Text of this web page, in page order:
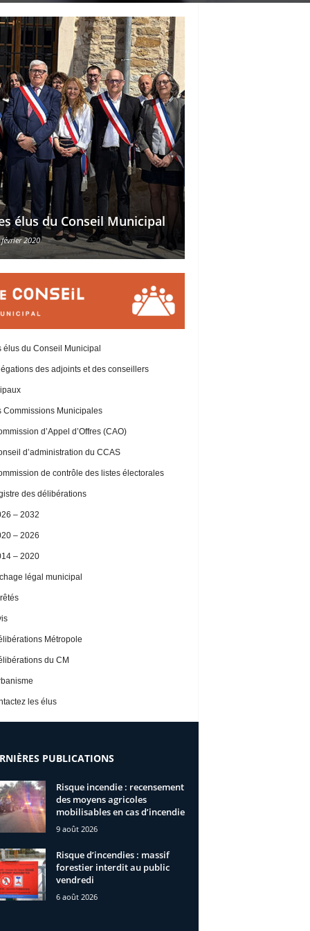
élus du Conseil Municipal
2020
du Conseil Municipal
des adjoints et des conseillers
Municipales
d’Appel d’Offres (CAO)
d’administration du CCAS
de contrôle des listes électorales
des délibérations
– 2032
– 2026
– 2020
légal municipal
Métropole
du CM
les élus
PUBLICATIONS
Risque incendie : recensement
des moyens agricoles
mobilisables en cas d’incendie
9 août 2026
Risque d’incendies : massif
forestier interdit au public
vendredi
6 août 2026